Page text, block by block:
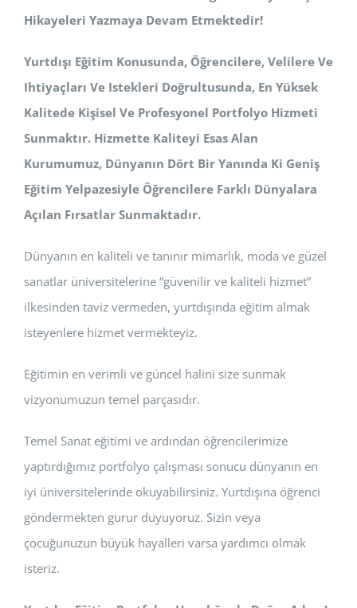
Hikayeleri Yazmaya Devam Etmektedir!
Yurtdışı Eğitim Konusunda, Öğrencilere, Velilere Ve
Ihtiyaçları Ve Istekleri Doğrultusunda, En Yüksek
Kalitede Kişisel Ve Profesyonel Portfolyo Hizmeti
Sunmaktır. Hizmette Kaliteyi Esas Alan
Kurumumuz, Dünyanın Dört Bir Yanında Ki Geniş
Eğitim Yelpazesiyle Öğrencilere Farklı Dünyalara
Açılan Fırsatlar Sunmaktadır.
Dünyanın en kaliteli ve tanınır mimarlık, moda ve güzel
sanatlar üniversitelerine “güvenilir ve kaliteli hizmet”
ilkesinden taviz vermeden, yurtdışında eğitim almak
isteyenlere hizmet vermekteyiz.
Eğitimin en verimli ve güncel halini size sunmak
vizyonumuzun temel parçasıdır.
Temel Sanat eğitimi ve ardından öğrencilerimize
yaptırdığımız portfolyo çalışması sonucu dünyanın en
iyi üniversitelerinde okuyabilirsiniz. Yurtdışına öğrenci
göndermekten gurur duyuyoruz. Sizin veya
çocuğunuzun büyük hayalleri varsa yardımcı olmak
isteriz.